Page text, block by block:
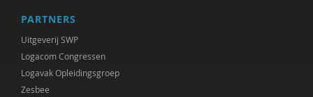
Frans Melissen
Lars Moratis
Patrick Nullens
PARTNERS
Uitgeverij SWP
Logacom Congressen
Logavak Opleidingsgroep
Zesbee